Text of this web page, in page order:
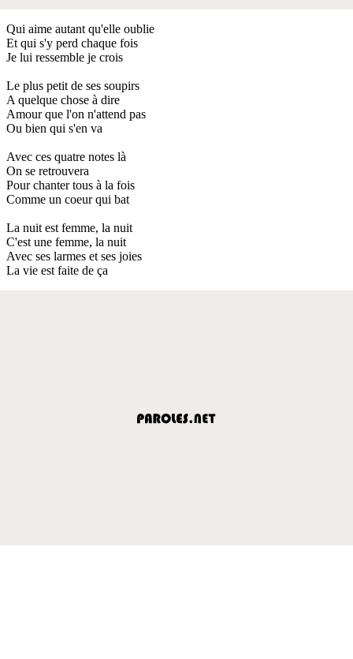
Qui aime autant qu'elle oublie
Et qui s'y perd chaque fois
Je lui ressemble je crois
Le plus petit de ses soupirs
A quelque chose à dire
Amour que l'on n'attend pas
Ou bien qui s'en va
Avec ces quatre notes là
On se retrouvera
Pour chanter tous à la fois
Comme un coeur qui bat
La nuit est femme, la nuit
C'est une femme, la nuit
Avec ses larmes et ses joies
La vie est faite de ça